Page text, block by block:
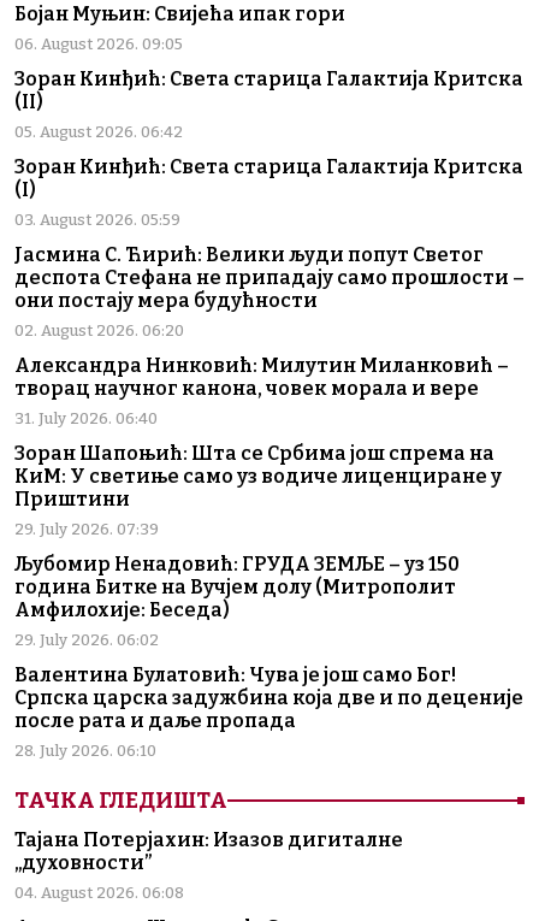
Бојан Муњин: Свијећа ипак гори
06. August 2026. 09:05
Зоран Кинђић: Света старица Галактија Критска
(II)
05. August 2026. 06:42
Зоран Кинђић: Света старица Галактија Критска
(I)
03. August 2026. 05:59
Јасмина С. Ћирић: Велики људи попут Светог
деспота Стефана не припадају само прошлости –
они постају мера будућности
02. August 2026. 06:20
Александра Нинковић: Милутин Миланковић –
творац научног канона, човек морала и вере
31. July 2026. 06:40
Зоран Шапоњић: Шта се Србима још спрема на
КиМ: У светиње само уз водиче лиценциране у
Приштини
29. July 2026. 07:39
Љубомир Ненадовић: ГРУДА ЗЕМЉЕ – уз 150
година Битке на Вучјем долу (Митрополит
Амфилохије: Беседа)
29. July 2026. 06:02
Валентина Булатовић: Чува је још само Бог!
Српска царска задужбина која две и по деценије
после рата и даље пропада
28. July 2026. 06:10
ТАЧКА ГЛЕДИШТА
Тајана Потерјахин: Изазов дигиталне
„духовности”
04. August 2026. 06:08